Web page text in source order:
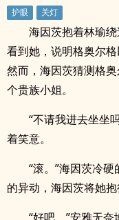
海因茨抱着林瑜
看到她，说明格奥尔
然而，海因茨猜测格
个贵族小姐。
“不请我进去坐坐
着笑意。
“滚。”海因茨冷
的异动，海因茨将她抱